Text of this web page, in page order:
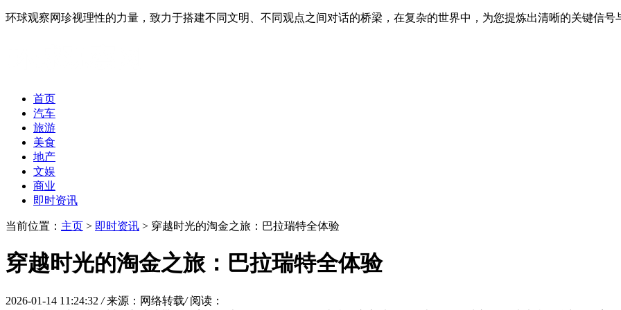
环球观察网珍视理性的力量，致力于搭建不同文明、不同观点之间对话的桥梁，在复杂的世界中，为您提炼出清晰的关键信号
首页
汽车
旅游
美食
地产
文娱
商业
即时资讯
当前位置： 主页 > 即时资讯 > 穿越时光的淘金之旅：巴拉瑞特全体验
穿越时光的淘金之旅：巴拉瑞特全体验
2026-01-14 11:24:32 / 来源：网络转载/ 阅读：